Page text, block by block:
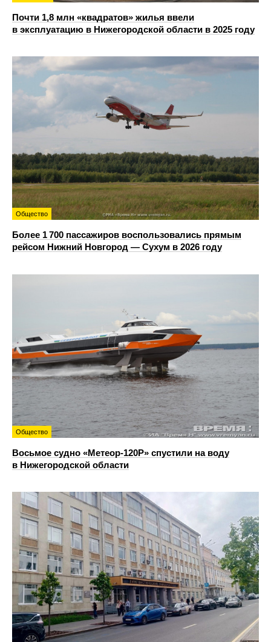
Почти 1,8 млн «квадратов» жилья ввели
в эксплуатацию в Нижегородской области в 2025 году
Общество
Более 1 700 пассажиров воспользовались прямым
рейсом Нижний Новгород — Сухум в 2026 году
Общество
Восьмое судно «Метеор-120Р» спустили на воду
в Нижегородской области